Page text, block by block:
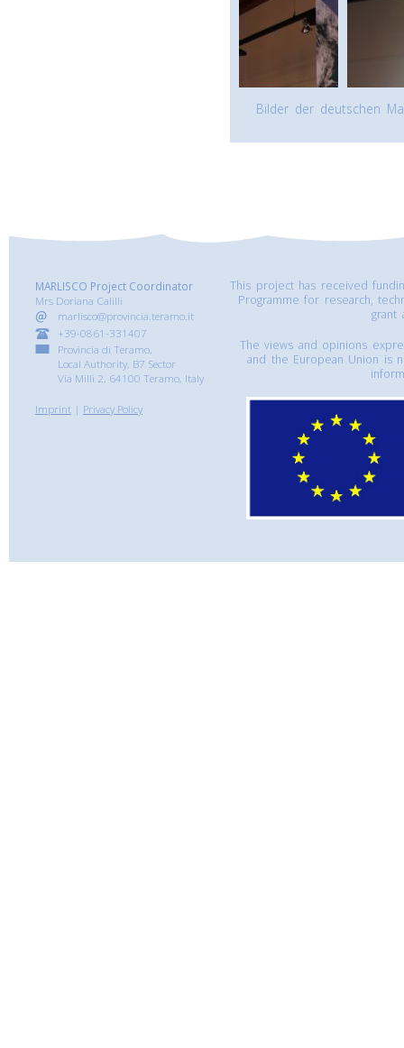
Bilder der deutschen
MARLISCO Project Coordinator
Mrs Doriana Calilli
marlisco@provincia.teramo.it
+39-0861-331407
Provincia di Teramo,
Local Authority, B7 Sector
Via Milli 2, 64100 Teramo, Italy
Imprint | Privacy Policy
This project has received
Programme for research,
grant
The views and opinions
and the European Union is